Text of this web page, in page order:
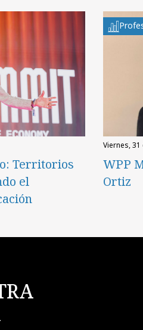
Territorios
el
viernes,
WPP
Ortiz